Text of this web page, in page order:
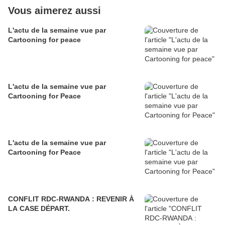
Vous aimerez aussi
L'actu de la semaine vue par
Cartooning for peace
L'actu de la semaine vue par
Cartooning for Peace
L'actu de la semaine vue par
Cartooning for Peace
CONFLIT RDC-RWANDA : REVENIR À
LA CASE DÉPART.